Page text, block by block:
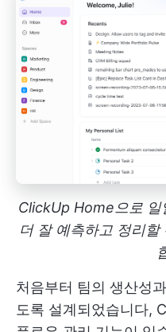
ClickUp Home으로 일
더 잘 예측하고 정리
처음부터 팀의 생산성
도록 설계되었습니다,